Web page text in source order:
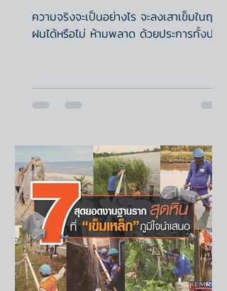
ความจริงจะเป็นอย่างไร จะลงเสาเข็มในฤดู
ฝนได้หรือไม่ ห้ามพลาด ด้วยประการทั้งปวง